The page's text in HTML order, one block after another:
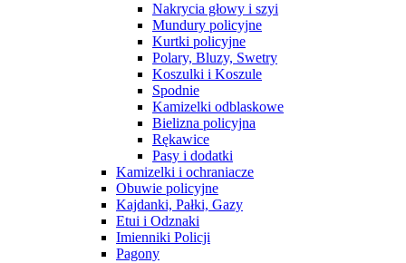
Nakrycia głowy i szyi
Mundury policyjne
Kurtki policyjne
Polary, Bluzy, Swetry
Koszulki i Koszule
Spodnie
Kamizelki odblaskowe
Bielizna policyjna
Rękawice
Pasy i dodatki
Kamizelki i ochraniacze
Obuwie policyjne
Kajdanki, Pałki, Gazy
Etui i Odznaki
Imienniki Policji
Pagony